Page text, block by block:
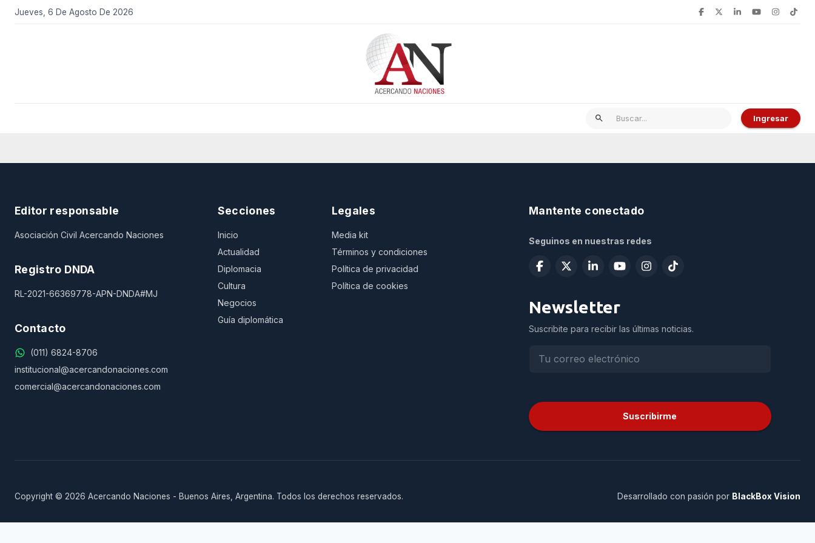
Jueves, 6 De Agosto De 2026
Ingresar
Editor responsable
Asociación Civil Acercando Naciones
Registro DNDA
RL-2021-66369778-APN-DNDA#MJ
Contacto
(011) 6824-8706
institucional@acercandonaciones.com
comercial@acercandonaciones.com
Secciones
Inicio
Actualidad
Diplomacia
Cultura
Negocios
Guía diplomática
Legales
Media kit
Términos y condiciones
Política de privacidad
Política de cookies
Mantente conectado
Seguinos en nuestras redes
Newsletter
Suscribite para recibir las últimas noticias.
Suscribirme
Copyright © 2026 Acercando Naciones - Buenos Aires, Argentina. Todos los derechos reservados. Desarrollado con pasión por BlackBox Vision